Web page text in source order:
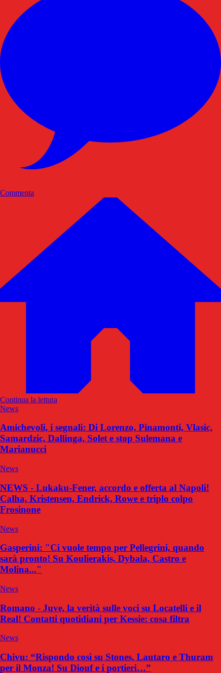
Commenta
Continua la lettura
News
Amichevoli, i segnali: Di Lorenzo, Pinamonti, Vlasic,
Samardzic, Dallinga, Solet e stop Sulemana e
Marianucci
News
NEWS - Lukaku-Fener, accordo e offerta al Napoli!
Calha, Kristensen, Endrick, Rowe e triplo colpo
Frosinone
News
Gasperini: "Ci vuole tempo per Pellegrini, quando
sarà pronto! Su Koulierakis, Dybala, Castro e
Molina..."
News
Romano - Juve, la verità sulle voci su Locatelli e il
Real! Contatti quotidiani per Kessie: cosa filtra
News
Chivu: “Rispondo così su Stones, Lautaro e Thuram
per il Monza! Su Diouf e i portieri…”